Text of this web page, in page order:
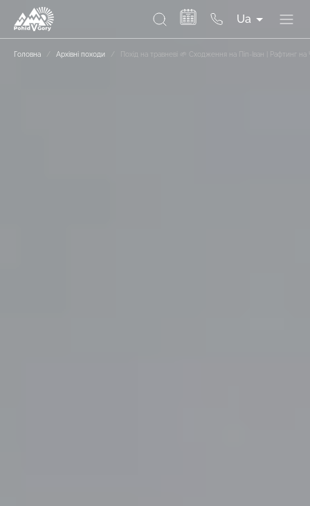
Ua
Головна / Архівні походи / Похід на травневі 🌱 Сходження на Піп-Іван | Рафтинг